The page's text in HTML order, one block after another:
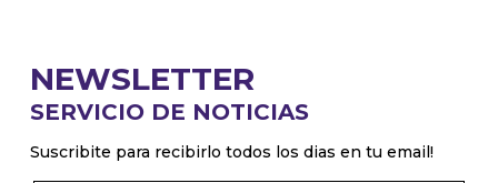
NEWSLETTER
SERVICIO DE NOTICIAS
Suscribite para recibirlo todos los dias en tu email!